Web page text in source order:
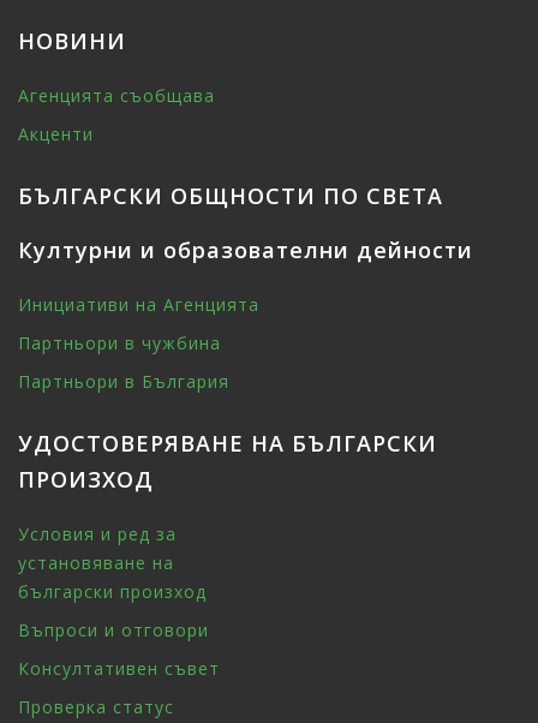
НОВИНИ
Агенцията съобщава
Акценти
БЪЛГАРСКИ ОБЩНОСТИ ПО СВЕТА
Културни и образователни дейности
Инициативи на Агенцията
Партньори в чужбина
Партньори в България
УДОСТОВЕРЯВАНЕ НА БЪЛГАРСКИ
ПРОИЗХОД
Условия и ред за
установяване на
български произход
Въпроси и отговори
Консултативен съвет
Проверка статус